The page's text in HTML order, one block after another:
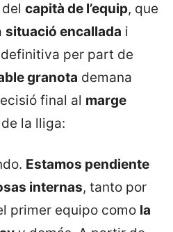
capità de l’equip, que
situació encallada i
per part de
granota demana
final al marge
la lliga:
Estamos pendiente
internas, tanto por
primer equipo como la